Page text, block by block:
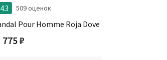
4.3 509 оценок
Pour Homme Roja Dove
775₽